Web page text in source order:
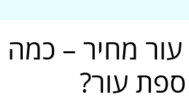
עור מחיר – כמה
ספת עור?